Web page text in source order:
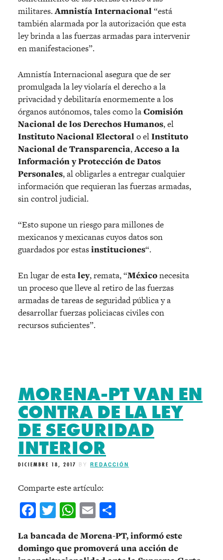
militares.Amnistía Internacional “está
también alarmada por la autorización que esta
ley brinda a las fuerzas armadas para intervenir
en manifestaciones”.
Amnistía Internacional asegura que de ser
promulgada la ley violaría el derecho a la
privacidad y debilitaría enormemente a los
órganos autónomos, tales como laComisión
Nacional de los Derechos Humanos, el
Instituto Nacional Electoral o elInstituto
Nacional de Transparencia,Acceso a la
Información y Protección de Datos
Personales, al obligarles a entregar cualquier
información que requieran las fuerzas armadas,
sin control judicial.
“Esto supone un riesgo para millones de
mexicanos y mexicanas cuyos datos son
guardados por estasinstituciones“.
En lugar de estaley, remata, “Méxiconecesita
un proceso que lleve al retiro de las fuerzas
armadas de tareas de seguridad pública y a
desarrollar fuerzas policiacas civiles con
recursos suficientes”.
MORENA-PT VAN EN
CONTRA DE LA LEY
DE SEGURIDAD
INTERIOR
DICIEMBRE 18, 2017 BY REDACCIÓN
Comparte este artículo:
Facebook
Twitter
WhatsApp
Email
La bancada de Morena-PT, informó este
domingo que promoverá una acción de